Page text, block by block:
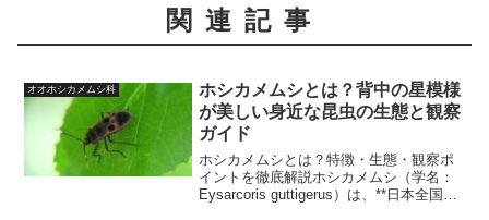
関連記事
オオホシカメムシ科
ホシカメムシとは？背中の星模様
が美しい身近な昆虫の生態と観察
ガイド
ホシカメムシとは？特徴・生態・観察ポ
イントを徹底解説ホシカメムシ（学名：
Eysarcoris guttigerus）は、**日本全国に